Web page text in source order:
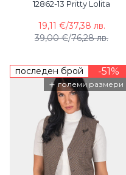
12862-13 Pritty Lolita
39,00 €/76,28 лв.
19,11 €/37,38 лв.
последен брой -51%
+ големи размери